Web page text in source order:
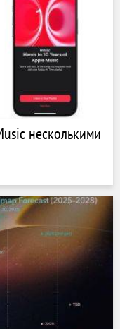
несколькими